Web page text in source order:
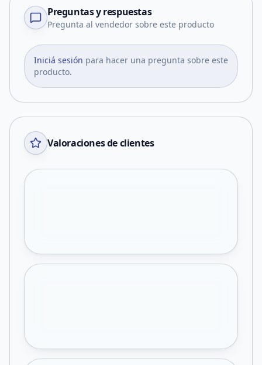
Preguntas y respuestas
Pregunta al vendedor sobre este producto
Iniciá sesión para hacer una pregunta sobre este
producto.
Valoraciones de clientes